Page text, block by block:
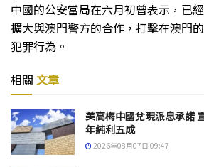
中國的公安當局在六月初曾表示，已
擴大與澳門警方的合作，打擊在澳門
犯罪行為。
相關 文章
美高梅中國兌現派息承諾
年純利五成
2026年08月07日 09:47